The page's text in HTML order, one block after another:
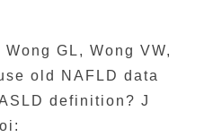
GL, Wong VW,
old NAFLD data
definition? J